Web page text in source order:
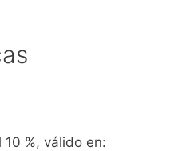
%, válido en: